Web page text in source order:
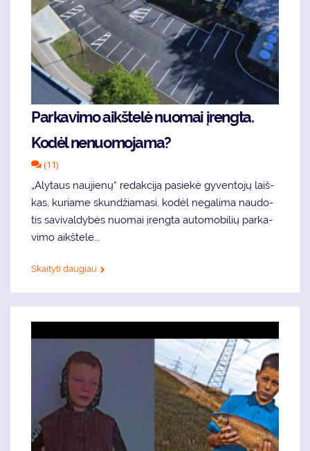
Par­ka­vi­mo aikš­te­lė nuo­mai įreng­ta.
Ko­dėl ne­nu­omo­ja­ma?
(11)
„Aly­taus nau­jie­nų“ re­dak­ci­ją pa­sie­kė gy­ven­to­jų laiš­
kas, ku­ria­me skun­džia­ma­si, ko­dėl ne­ga­li­ma nau­do­
tis sa­vi­val­dy­bės nuo­mai įreng­ta au­to­mo­bi­lių par­ka­
vi­mo aikš­­te­le...
Skaityti daugiau